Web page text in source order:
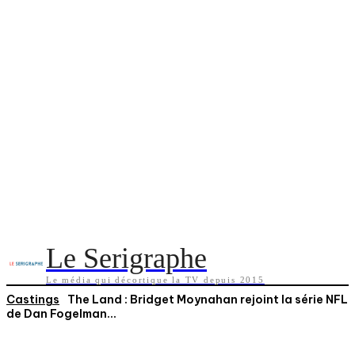
Le Serigraphe
Le média qui décortique la TV depuis 2015
Castings
The Land : Bridget Moynahan rejoint la série NFL
de Dan Fogelman...